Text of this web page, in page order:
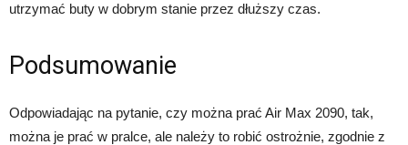
utrzymać buty w dobrym stanie przez dłuższy czas.
Podsumowanie
Odpowiadając na pytanie, czy można prać Air Max 2090, tak,
można je prać w pralce, ale należy to robić ostrożnie, zgodnie z